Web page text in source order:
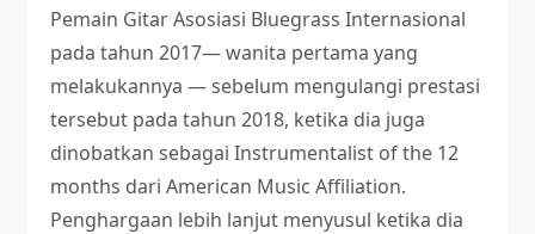
Pemain Gitar Asosiasi Bluegrass Internasional
pada tahun 2017— wanita pertama yang
melakukannya — sebelum mengulangi prestasi
tersebut pada tahun 2018, ketika dia juga
dinobatkan sebagai Instrumentalist of the 12
months dari American Music Affiliation.
Penghargaan lebih lanjut menyusul ketika dia